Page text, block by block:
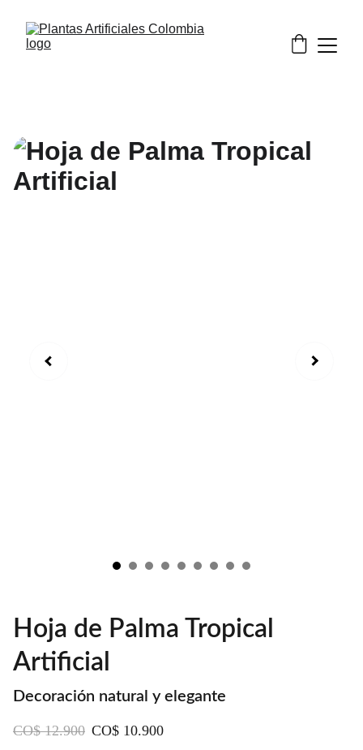
Hoja de Palma Tropical
Artificial
Decoración natural y elegante
CO$ 12.900 CO$ 10.900